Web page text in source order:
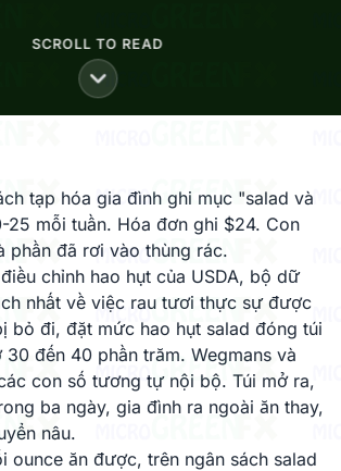
SCROLL TO READ
tạp hóa gia đình ghi mục "salad và
25 mỗi tuần. Hóa đơn ghi $24. Con
phần đã rơi vào thùng rác.
chỉnh hao hụt của USDA, bộ dữ
nhất về việc rau tươi thực sự được
bỏ đi, đặt mức hao hụt salad đóng túi
đến 40 phần trăm. Wegmans và
con số tương tự nội bộ. Túi mở ra,
ba ngày, gia đình ra ngoài ăn thay,
nâu.
ounce ăn được, trên ngân sách salad